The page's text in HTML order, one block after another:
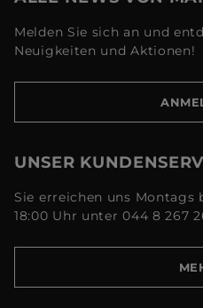
Melden Sie sich an und
Neuigkeiten und Aktionen!
UNSER
Sie erreichen uns Montags
18:00 Uhr unter 044 8 267